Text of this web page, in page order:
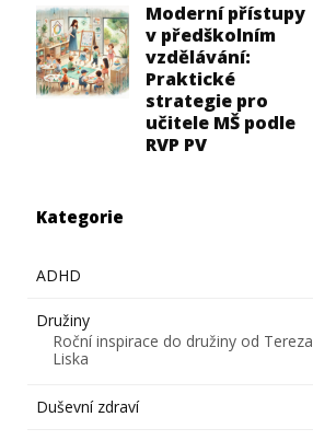
Moderní přístupy
v předškolním
vzdělávání:
Praktické
strategie pro
učitele MŠ podle
RVP PV
Kategorie
ADHD
Družiny
Roční inspirace do družiny od Tereza
Liska
Duševní zdraví